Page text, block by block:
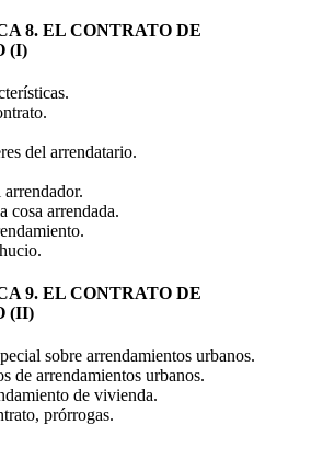
8. EL CONTRATO DE
(I)
del arrendatario.
cosa arrendada.
9. EL CONTRATO DE
(II)
sobre arrendamientos urbanos.
de arrendamientos urbanos.
de vivienda.
prórrogas.